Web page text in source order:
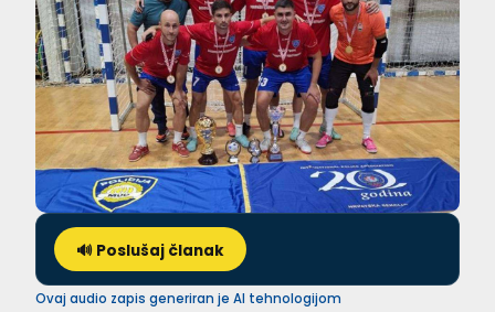
🔊 Poslušaj članak
Ovaj audio zapis generiran je AI tehnologijom